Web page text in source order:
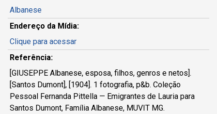
Albanese
Endereço da Mídia:
Clique para acessar
Referência:
[GIUSEPPE Albanese, esposa, filhos, genros e netos].
[Santos Dumont], [1904]. 1 fotografia, p&b. Coleção
Pessoal Fernanda Pittella — Emigrantes de Lauria para
Santos Dumont, Família Albanese, MUVIT MG.